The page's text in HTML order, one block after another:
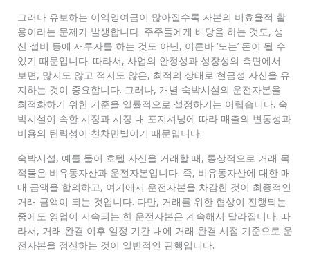
그러나 유보하는 이익잉여금이 많아질수록 자본의 비효율적 활
용이라는 문제가 발생합니다. 주주들에게 배당을 하는 것도, 생
산 설비 등에 재투자를 하는 것도 아닌, 이른바 ‘노는’ 돈이 될 수
있기 때문입니다. 따라서, 사업의 안정성과 성장성의 측면에서
보면, 많지도 않고 적지도 않은, 최적의 상태로 현금성 자산을 유
지하는 것이 중요합니다. 그러나, 개별 숙박시설의 운전자본을
최적화하기 위한 기준을 일률적으로 설정하기는 어렵습니다. 숙
박시설이 속한 시장과 시장 내 포지셔닝에 따라 매출의 변동성과
비용의 탄력성이 천차만별이기 때문입니다.
숙박시설, 예를 들어 호텔 자산을 거래할 때, 통상적으로 거래 목
적물은 비유동자산과 운전자본입니다. 즉, 비유동자산에 대한 매
매 금액을 합의하고, 여기에서 운전자본을 차감한 것이 최종적인
거래 금액이 되는 것입니다. 다만, 거래를 위한 협상이 진행되는
중에도 영업이 지속되는 한 운전자본은 계속해서 달라집니다. 따
라서, 거래 완결 이후 일정 기간 내에 거래 완결 시점 기준으로 운
전자본을 정산하는 것이 일반적인 관행입니다.